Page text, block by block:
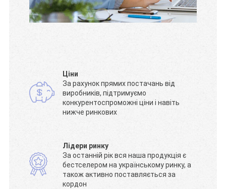
Ціни
За рахунок прямих постачань від
виробників, підтримуємо
конкурентоспроможні ціни і навіть
нижче ринкових
Лідери ринку
За останній рік вся наша продукція є
бестселером на українському ринку, а
також активно поставляється за
кордон